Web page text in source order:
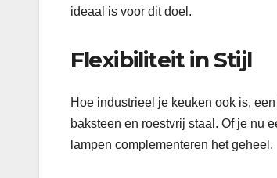
ideaal is voor dit doel.
Flexibiliteit in Stijl
Hoe industrieel je keuken ook is,
baksteen en roestvrij staal. Of je nu
lampen complementeren het geheel.